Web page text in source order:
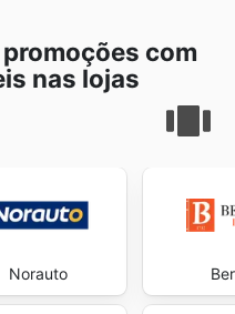
com
nas lojas
Norauto